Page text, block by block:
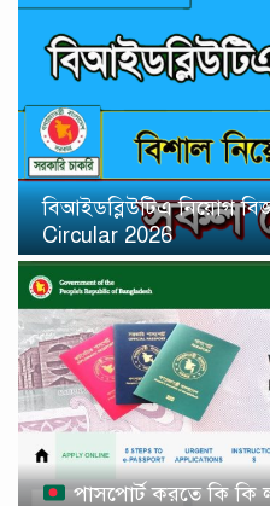
বিআইডব্লিউটিএ নিয়োগ
Circular 2026
পাসপোর্ট করতে কি কি